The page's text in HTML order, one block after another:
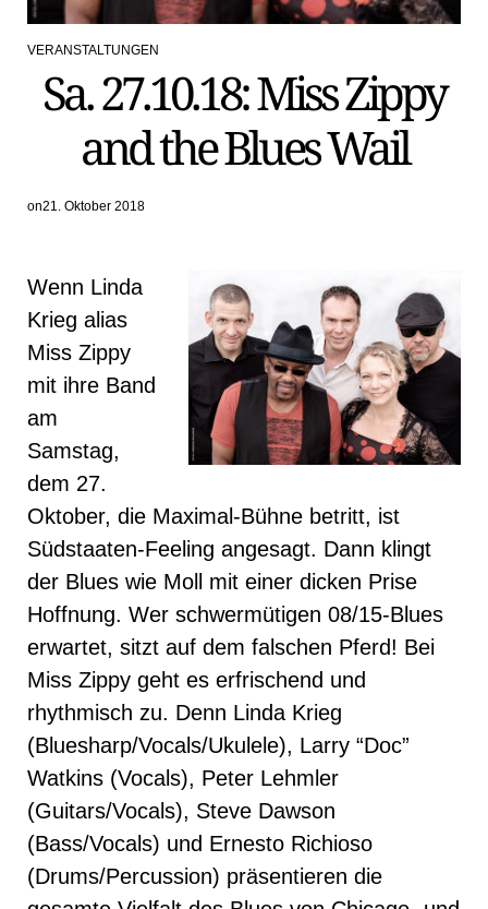
POSTED
VERANSTALTUNGEN
Sa. 27.10.18: Miss Zippy
and the Blues Wail
on21. Oktober 2018
Wenn Linda
Krieg alias
Miss Zippy
mit ihre Band
am
Samstag,
dem 27.
Oktober, die Maximal-Bühne betritt, ist
Südstaaten-Feeling angesagt. Dann klingt
der Blues wie Moll mit einer dicken Prise
Hoffnung. Wer schwermütigen 08/15-Blues
erwartet, sitzt auf dem falschen Pferd! Bei
Miss Zippy geht es erfrischend und
rhythmisch zu. Denn Linda Krieg
(Bluesharp/Vocals/Ukulele), Larry “Doc”
Watkins (Vocals), Peter Lehmler
(Guitars/Vocals), Steve Dawson
(Bass/Vocals) und Ernesto Richioso
(Drums/Percussion) präsentieren die